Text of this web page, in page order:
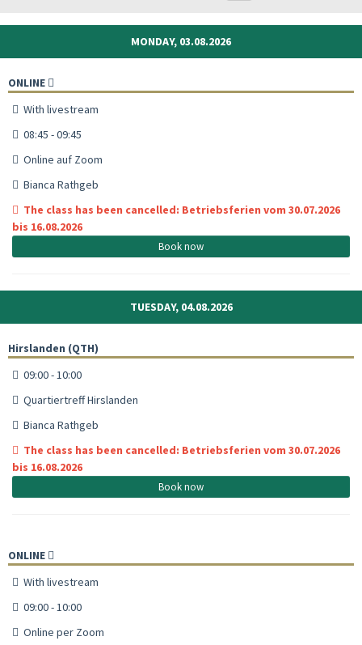
MONDAY, 03.08.2026
ONLINE
With livestream
08:45 - 09:45
Online auf Zoom
Bianca Rathgeb
The class has been cancelled: Betriebsferien vom 30.07.2026
bis 16.08.2026
Book now
TUESDAY, 04.08.2026
Hirslanden (QTH)
09:00 - 10:00
Quartiertreff Hirslanden
Bianca Rathgeb
The class has been cancelled: Betriebsferien vom 30.07.2026
bis 16.08.2026
Book now
ONLINE
With livestream
09:00 - 10:00
Online per Zoom